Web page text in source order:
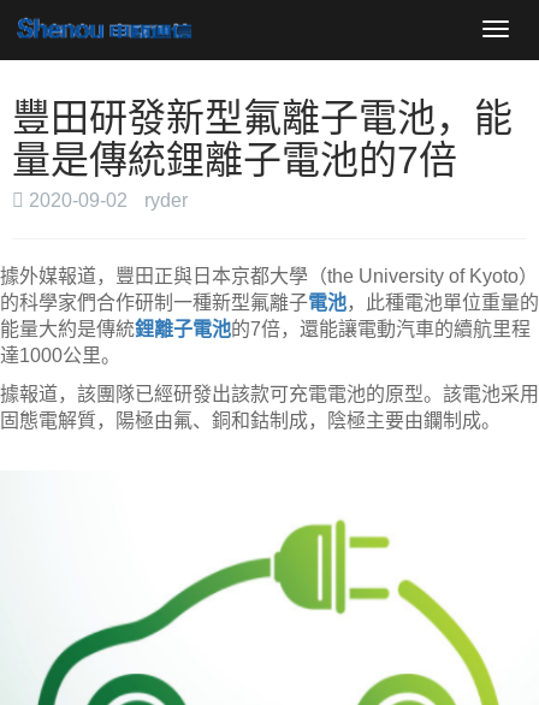
導
單
豐田研發新型氟離子電池，能
量是傳統鋰離子電池的7倍
2020-09-02 ryder
據外媒報道，豐田正與日本京都大學（the University of Kyoto）
的科學家們合作研制一種新型氟離子電池，此種電池單位重量的
能量大約是傳統鋰離子電池的7倍，還能讓電動汽車的續航里程
達1000公里。
據報道，該團隊已經研發出該款可充電電池的原型。該電池采用
固態電解質，陽極由氟、銅和鈷制成，陰極主要由鑭制成。